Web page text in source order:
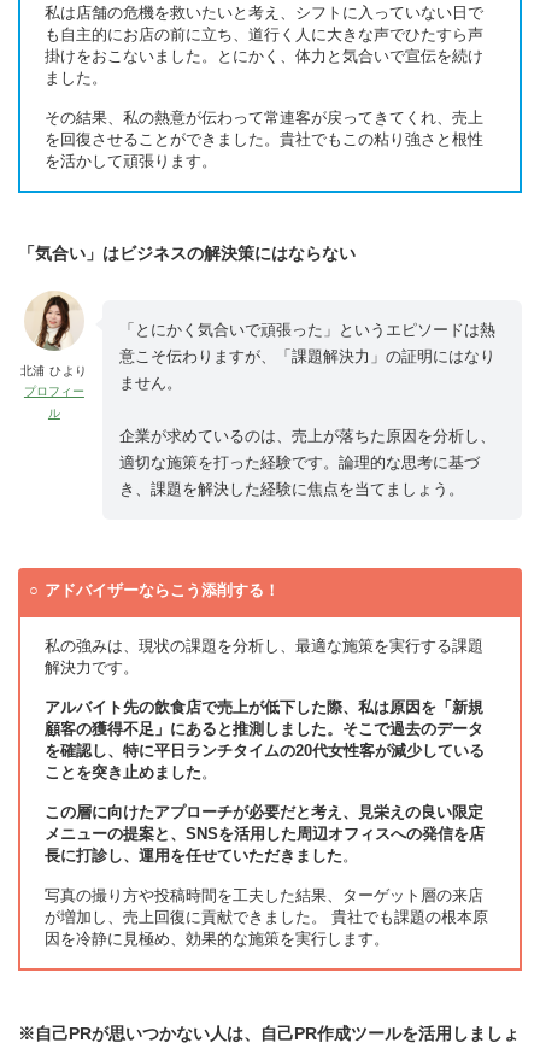
私は店舗の危機を救いたいと考え、シフトに入っていない日で
も自主的にお店の前に立ち、道行く人に大きな声でひたすら声
掛けをおこないました。とにかく、体力と気合いで宣伝を続け
ました。
その結果、私の熱意が伝わって常連客が戻ってきてくれ、売上
を回復させることができました。貴社でもこの粘り強さと根性
を活かして頑張ります。
「気合い」はビジネスの解決策にはならない
北浦 ひより
プロフィー
ル
「とにかく気合いで頑張った」というエピソードは熱
意こそ伝わりますが、「課題解決力」の証明にはなり
ません。
企業が求めているのは、売上が落ちた原因を分析し、
適切な施策を打った経験です。論理的な思考に基づ
き、課題を解決した経験に焦点を当てましょう。
アドバイザーならこう添削する！
私の強みは、現状の課題を分析し、最適な施策を実行する課題
解決力です。
アルバイト先の飲食店で売上が低下した際、私は原因を「新規
顧客の獲得不足」にあると推測しました。そこで過去のデータ
を確認し、特に平日ランチタイムの20代女性客が減少している
ことを突き止めました 。
この層に向けたアプローチが必要だと考え、見栄えの良い限定
メニューの提案と、SNSを活用した周辺オフィスへの発信を店
長に打診し、運用を任せていただきました 。
写真の撮り方や投稿時間を工夫した結果、ターゲット層の来店
が増加し、売上回復に貢献できました。 貴社でも課題の根本原
因を冷静に見極め、効果的な施策を実行します。
※自己PRが思いつかない人は、自己PR作成ツールを活用しましょ